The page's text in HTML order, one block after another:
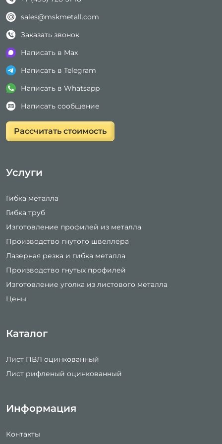
sales@mskmetall.com
Заказать звонок
Написать в Max
Написать в Telegram
Написать в Whatsapp
Написать сообщение
Рассчитать стоимость
Услуги
Гибка металла
Гибка труб
Изготовление профилей из металла
Производство гнутого швеллера
Лазерная резка и гибка металла
Производство гнутых профилей
Изготовление уголка из листового металла
Цены
Каталог
Лист ПВЛ оцинкованный
Лист рифленый оцинкованный
Информация
Контакты